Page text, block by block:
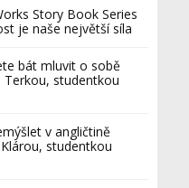
Story Book Series
je naše největší síla
bát mluvit o sobě
Terkou, studentkou
v angličtině
studentkou